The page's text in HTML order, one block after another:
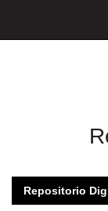
Repositorio